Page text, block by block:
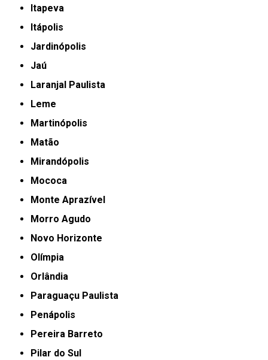
Itapeva
Itápolis
Jardinópolis
Jaú
Laranjal Paulista
Leme
Martinópolis
Matão
Mirandópolis
Mococa
Monte Aprazível
Morro Agudo
Novo Horizonte
Olímpia
Orlândia
Paraguaçu Paulista
Penápolis
Pereira Barreto
Pilar do Sul